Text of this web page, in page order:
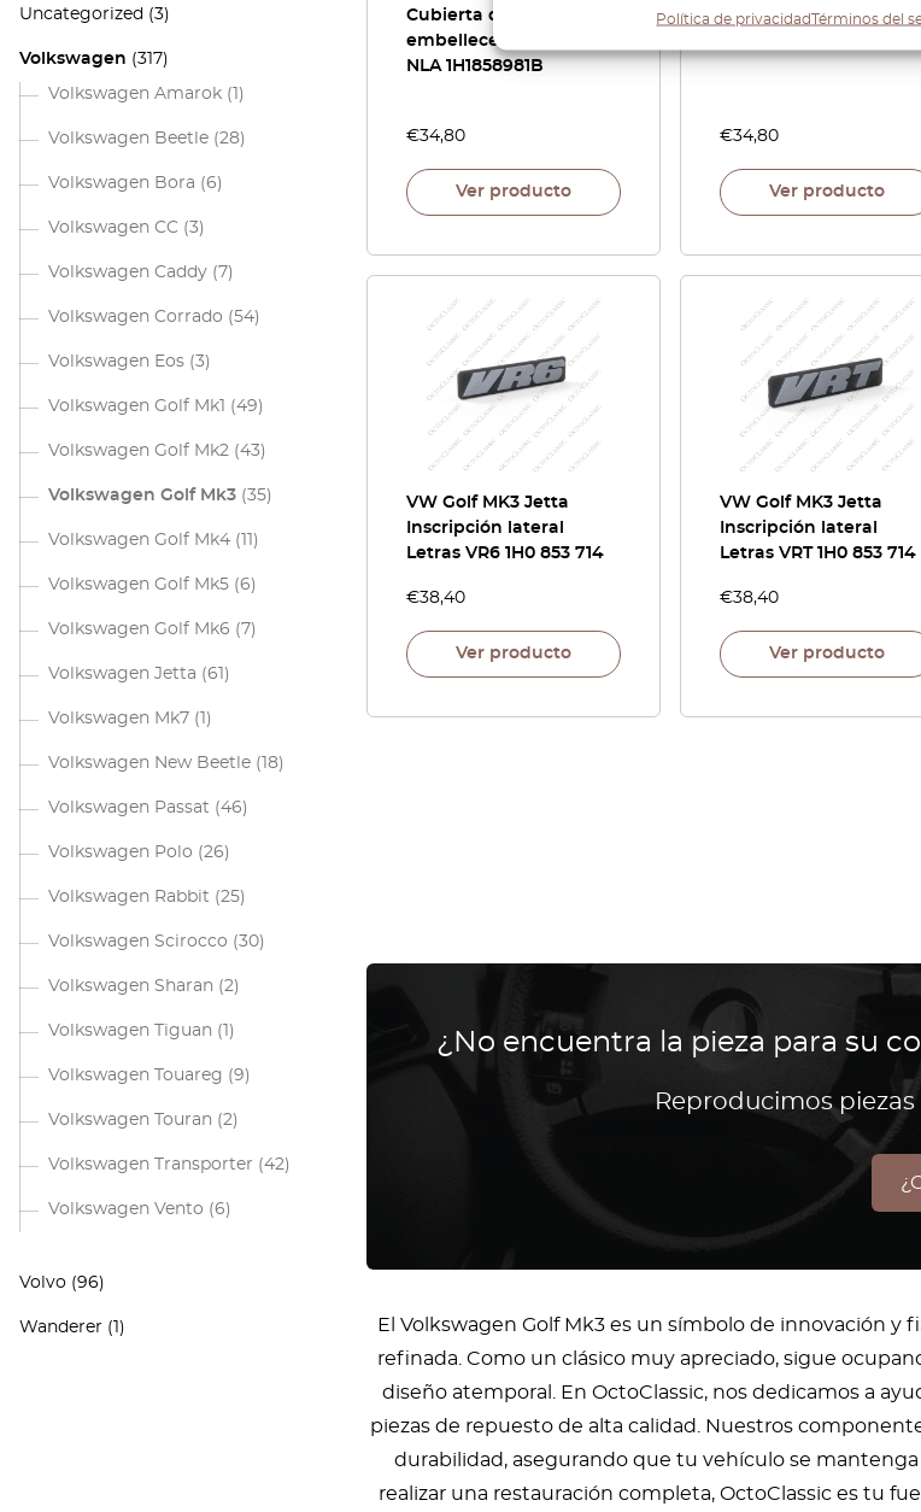
Política de privacidadTérminos del
Uncategorized (3)
Volkswagen (317)
Volkswagen Amarok (1)
Volkswagen Beetle (28)
Volkswagen Bora (6)
Volkswagen CC (3)
Volkswagen Caddy (7)
Volkswagen Corrado (54)
Volkswagen Eos (3)
Volkswagen Golf Mk1 (49)
Volkswagen Golf Mk2 (43)
Volkswagen Golf Mk3 (35)
Volkswagen Golf Mk4 (11)
Volkswagen Golf Mk5 (6)
Volkswagen Golf Mk6 (7)
Volkswagen Jetta (61)
Volkswagen Mk7 (1)
Volkswagen New Beetle (18)
Volkswagen Passat (46)
Volkswagen Polo (26)
Volkswagen Rabbit (25)
Volkswagen Scirocco (30)
Volkswagen Sharan (2)
Volkswagen Tiguan (1)
Volkswagen Touareg (9)
Volkswagen Touran (2)
Volkswagen Transporter (42)
Volkswagen Vento (6)
Volvo (96)
Wanderer (1)
Cubierta de puerto
embellecedor negro
NLA 1H1858981B
€34,80
Ver producto
embellecedor negro
€34,80
Ver producto
VW Golf MK3 Jetta
Inscripción lateral
Letras VR6 1H0 853 714
€38,40
Ver producto
VW Golf MK3 Jetta
Inscripción lateral
Letras VRT 1H0 853 714
€38,40
Ver producto
¿No encuentra la pieza para su
Reproducimos
El Volkswagen Golf Mk3 es un símbolo de innovación
refinada. Como un clásico muy apreciado, sigue
diseño atemporal. En OctoClassic, nos dedicamos a
piezas de repuesto de alta calidad. Nuestros
durabilidad, asegurando que tu vehículo se
realizar una restauración completa, OctoClassic es tu